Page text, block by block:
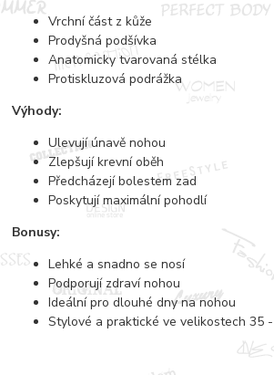
Vrchní část z kůže
Prodyšná podšívka
Anatomicky tvarovaná stélka
Protiskluzová podrážka
Výhody:
Ulevují únavě nohou
Zlepšují krevní oběh
Předcházejí bolestem zad
Poskytují maximální pohodlí
Bonusy:
Lehké a snadno se nosí
Podporují zdraví nohou
Ideální pro dlouhé dny na nohou
Stylové a praktické ve velikostech 35